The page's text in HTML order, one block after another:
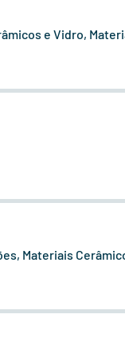
e Vidro,
Materiais